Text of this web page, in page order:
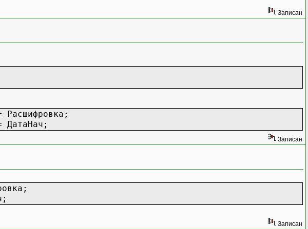
Записан
Расшифровка;
ДатаНач;
Записан
Записан